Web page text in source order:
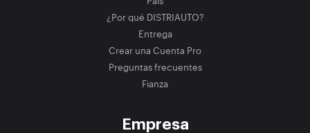
¿Por qué DISTRIAUTO?
Entrega
Crear una Cuenta Pro
Preguntas frecuentes
Fianza
Empresa